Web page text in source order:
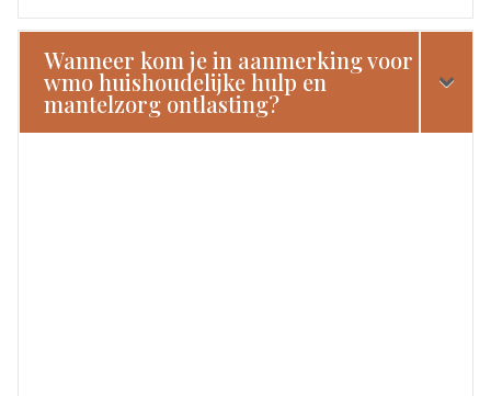
Wanneer kom je in aanmerking voor
wmo huishoudelijke hulp en
mantelzorg ontlasting?